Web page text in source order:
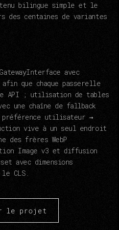
bilingue simple et le
des centaines de variantes
avec
que chaque passerelle
API ; utilisation de tables
une chaîne de fallback
préférence utilisateur →
vive à un seul endroit
des frères WebP
Image v3 et diffusion
avec dimensions
CLS.
le projet